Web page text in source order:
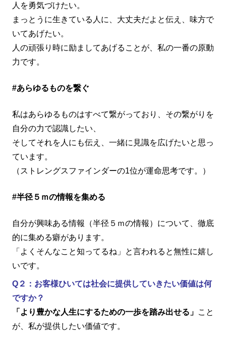
人を勇気づけたい。
まっとうに生きている人に、大丈夫だよと伝え、味方で
いてあげたい。
人の頑張り時に励ましてあげることが、私の一番の原動
力です。
#あらゆるものを繋ぐ
私はあらゆるものはすべて繋がっており、その繋がりを
自分の力で認識したい、
そしてそれを人にも伝え、一緒に見識を広げたいと思っ
ています。
（ストレングスファインダーの1位が運命思考です。）
#半径５ｍの情報を集める
自分が興味ある情報（半径５ｍの情報）について、徹底
的に集める癖があります。
「よくそんなこと知ってるね」と言われると無性に嬉し
いです。
Q２：お客様ひいては社会に提供していきたい価値は何
ですか？
「より豊かな人生にするための一歩を踏み出せる」 こと
が、私が提供したい価値です。